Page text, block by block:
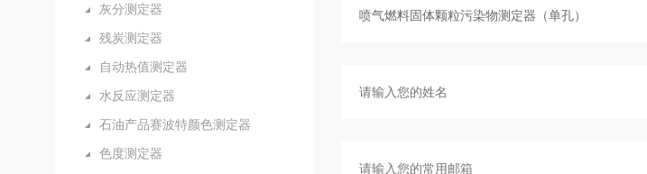
灰分测定器
残炭测定器
自动热值测定器
水反应测定器
石油产品赛波特颜色测定器
色度测定器